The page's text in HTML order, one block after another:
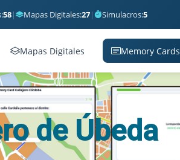
58| Mapas Digitales:27| Simulacros:5
Mapas Digitales Memory Cards
de Úbeda